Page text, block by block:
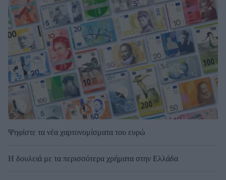
Ψηφίστε τα νέα χαρτονομίσματα του ευρώ
Η δουλειά με τα περισσότερα χρήματα στην Ελλάδα